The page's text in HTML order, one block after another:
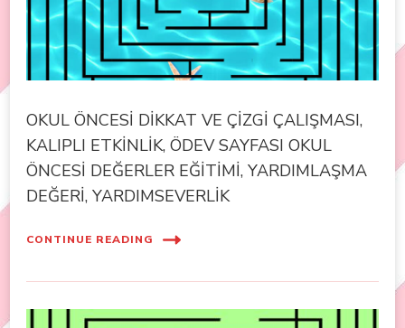
OKUL ÖNCESİ DİKKAT VE ÇİZGİ ÇALIŞMASI,
KALIPLI ETKİNLİK, ÖDEV SAYFASI OKUL
ÖNCESİ DEĞERLER EĞİTİMİ, YARDIMLAŞMA
DEĞERİ, YARDIMSEVERLİK
CONTINUE READING